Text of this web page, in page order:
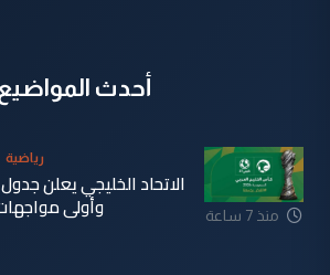
أحدث المواضيع
منذ 7 ساعة
رياضية
وأولى